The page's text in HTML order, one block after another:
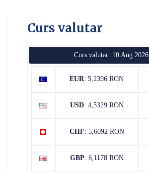
Curs valutar
Curs valutar: 10 Aug 2026
EUR: 5,2396 RON
USD: 4,5329 RON
CHF: 5,6092 RON
GBP: 6,1178 RON